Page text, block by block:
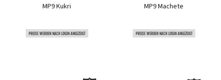
MP9 Kukri
PREISE WERDEN NACH LOGIN ANGEZEIGT
MP9 Machete
PREISE WERDEN NACH LOGIN ANGEZEIGT